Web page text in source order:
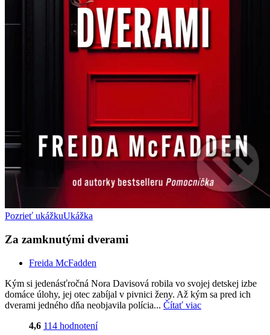
Pozrieť ukážkuUkážka
Za zamknutými dverami
Freida McFadden
Kým si jedenásťročná Nora Davisová robila vo svojej detskej izbe
domáce úlohy, jej otec zabíjal v pivnici ženy. Až kým sa pred ich
dverami jedného dňa neobjavila polícia... Čítať viac
4,6 114 hodnotení